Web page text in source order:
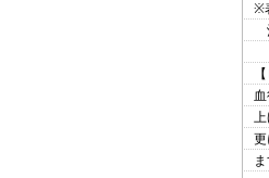
※
上
ま